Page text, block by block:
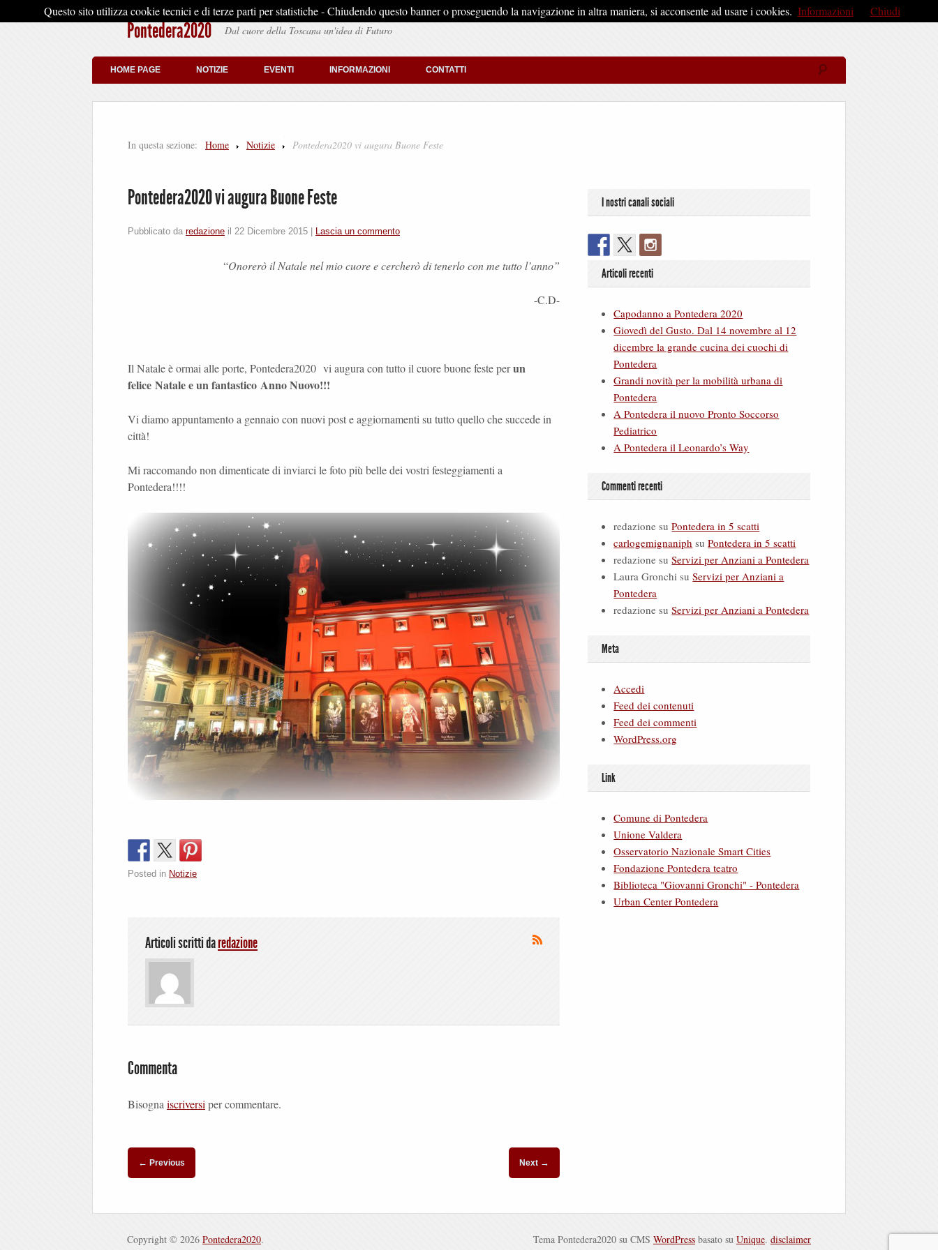
Pontedera2020 Dal cuore della Toscana un'idea di Futuro
HOME PAGE NOTIZIE EVENTI INFORMAZIONI CONTATTI
In questa sezione: Home Notizie Pontedera2020 vi augura Buone Feste
Pontedera2020 vi augura Buone Feste
Pubblicato da redazione il 22 Dicembre 2015 Lascia un commento
“Onorerò il Natale nel mio cuore e cercherò di tenerlo con me tutto l’anno”
-C.D-
Il Natale è ormai alle porte, Pontedera2020 vi augura con tutto il cuore buone feste perun
felice Natale e un fantastico Anno Nuovo!!!
Vi diamo appuntamento a gennaio con nuovi post e aggiornamenti su tutto quello che succede in
città!
Mi raccomando non dimenticate di inviarci le foto più belle dei vostri festeggiamenti a
Pontedera!!!!
Posted in Notizie
Articoli scritti daredazione
Commenta
Bisogna iscriversi per commentare.
← Previous Next →
I nostri canali sociali
Articoli recenti
Capodanno a Pontedera 2020
Giovedì del Gusto. Dal 14 novembre al 12
dicembre la grande cucina dei cuochi di
Pontedera
Grandi novità per la mobilità urbana di
Pontedera
A Pontedera il nuovo Pronto Soccorso
Pediatrico
A Pontedera il Leonardo’s Way
Commenti recenti
redazione suPontedera in 5 scatti
carlogemignaniph suPontedera in 5 scatti
redazione suServizi per Anziani a Pontedera
Laura Gronchi suServizi per Anziani a
Pontedera
redazione suServizi per Anziani a Pontedera
Meta
Accedi
Feed dei contenuti
Feed dei commenti
WordPress.org
Link
Comune di Pontedera
Unione Valdera
Osservatorio Nazionale Smart Cities
Fondazione Pontedera teatro
Biblioteca "Giovanni Gronchi" - Pontedera
Urban Center Pontedera
Copyright © 2026 Pontedera2020. Tema Pontedera2020 su CMS WordPress basato su Unique. disclaimer
Questo sito utilizza cookie tecnici e di terze parti per statistiche - Chiudendo questo banner o proseguendo la navigazione in altra maniera, si acconsente ad usare i cookies. Informazioni Chiudi